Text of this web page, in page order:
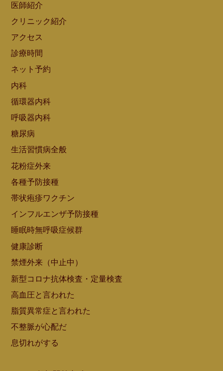
医師紹介
クリニック紹介
アクセス
診療時間
ネット予約
内科
循環器内科
呼吸器内科
糖尿病
生活習慣病全般
花粉症外来
各種予防接種
帯状疱疹ワクチン
インフルエンザ予防接種
睡眠時無呼吸症候群
健康診断
禁煙外来（中止中）
新型コロナ抗体検査・定量検査
高血圧と言われた
脂質異常症と言われた
不整脈が心配だ
息切れがする